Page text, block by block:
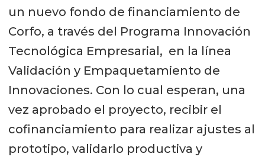
un nuevo fondo de financiamiento de
Corfo, a través del Programa Innovación
Tecnológica Empresarial, en la línea
Validación y Empaquetamiento de
Innovaciones. Con lo cual esperan, una
vez aprobado el proyecto, recibir el
cofinanciamiento para realizar ajustes al
prototipo, validarlo productiva y